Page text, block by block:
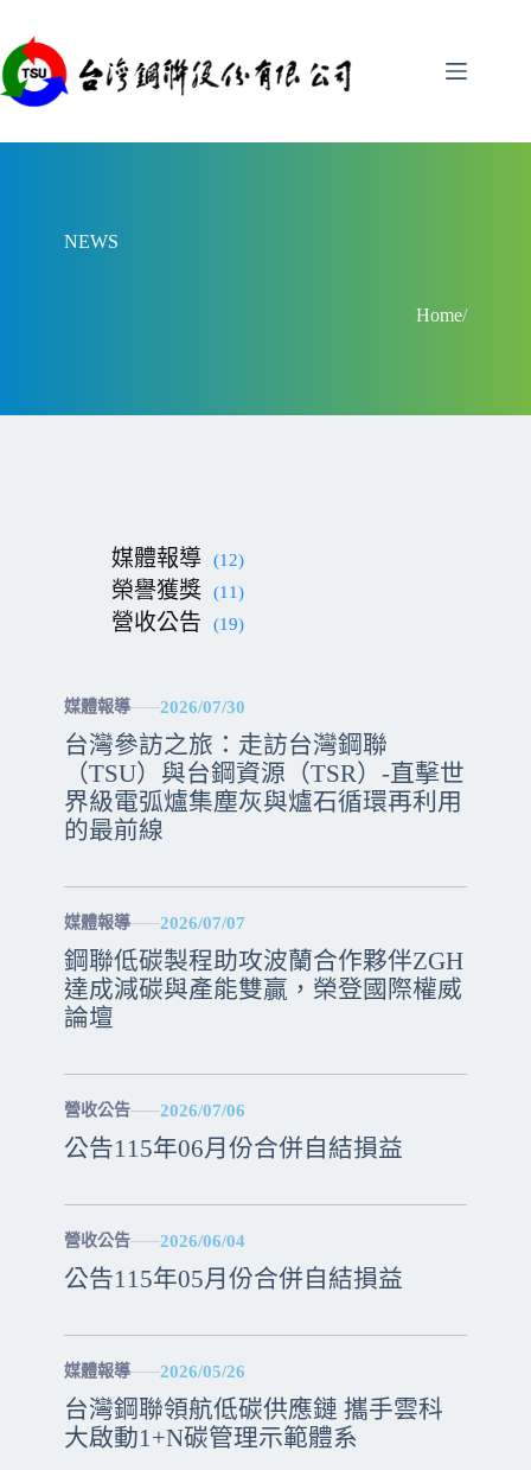
至
主
要
NEWS
Home/
媒體報導 (12)
榮譽獲獎 (11)
營收公告 (19)
媒體報導 2026/07/30
台灣參訪之旅：走訪台灣鋼聯
（TSU）與台鋼資源（TSR）-直擊世
界級電弧爐集塵灰與爐石循環再利用
的最前線
媒體報導 2026/07/07
鋼聯低碳製程助攻波蘭合作夥伴ZGH
達成減碳與產能雙贏，榮登國際權威
論壇
營收公告 2026/07/06
公告115年06月份合併自結損益
營收公告 2026/06/04
公告115年05月份合併自結損益
媒體報導 2026/05/26
台灣鋼聯領航低碳供應鏈 攜手雲科
大啟動1+N碳管理示範體系